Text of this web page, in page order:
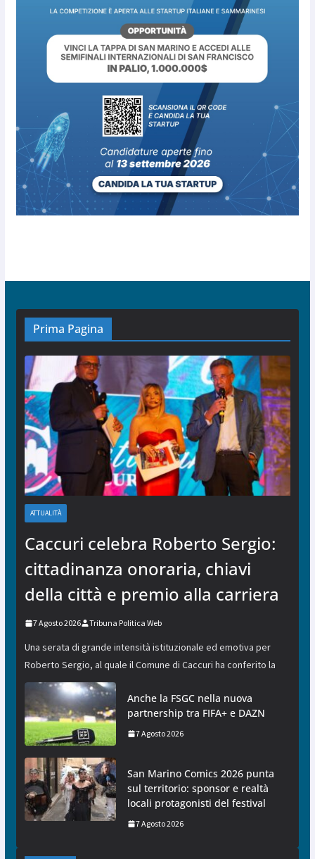
Prima Pagina
ATTUALITÀ
Caccuri celebra Roberto Sergio:
cittadinanza onoraria, chiavi
della città e premio alla carriera
7 Agosto 2026 Tribuna Politica Web
Una serata di grande intensità istituzionale ed emotiva per
Roberto Sergio, al quale il Comune di Caccuri ha conferito la
Anche la FSGC nella nuova
partnership tra FIFA+ e DAZN
7 Agosto 2026
San Marino Comics 2026 punta
sul territorio: sponsor e realtà
locali protagonisti del festival
7 Agosto 2026